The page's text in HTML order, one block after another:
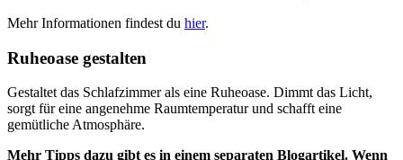
Mehr Informationen findest du hier.
Ruheoase gestalten
Gestaltet das Schlafzimmer als eine Ruheoase. Dimmt das Licht,
sorgt für eine angenehme Raumtemperatur und schafft eine
gemütliche Atmosphäre.
Mehr Tipps dazu gibt es in einem separaten Blogartikel. Wenn